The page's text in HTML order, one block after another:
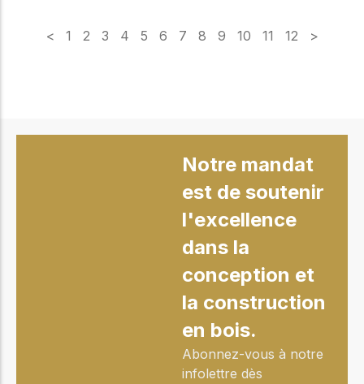
< 1 2 3 4 5 6 7 8 9 10 11 12 >
Notre mandat
est de soutenir
l'excellence
dans la
conception et
la construction
en bois.
Abonnez-vous à notre
infolettre dès